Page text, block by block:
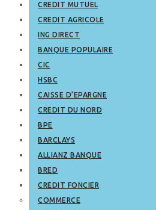
CREDIT MUTUEL
CREDIT AGRICOLE
ING DIRECT
BANQUE POPULAIRE
CIC
HSBC
CAISSE D’EPARGNE
CREDIT DU NORD
BPE
BARCLAYS
ALLIANZ BANQUE
BRED
CREDIT FONCIER
COMMERCE